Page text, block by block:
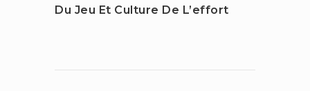
Du Jeu Et Culture De L’effort